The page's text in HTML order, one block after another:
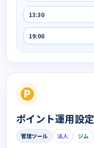
13:30
19:00
ポイント運用設定
管理ツール 法人 ジム